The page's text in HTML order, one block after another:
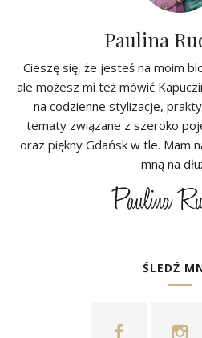
Paulina
Cieszę się, że jesteś na moim
ale możesz mi też mówić
na codzienne stylizacje,
tematy związane z szeroko
oraz piękny Gdańsk w tle. Mam
mną na
ŚLEDŹ